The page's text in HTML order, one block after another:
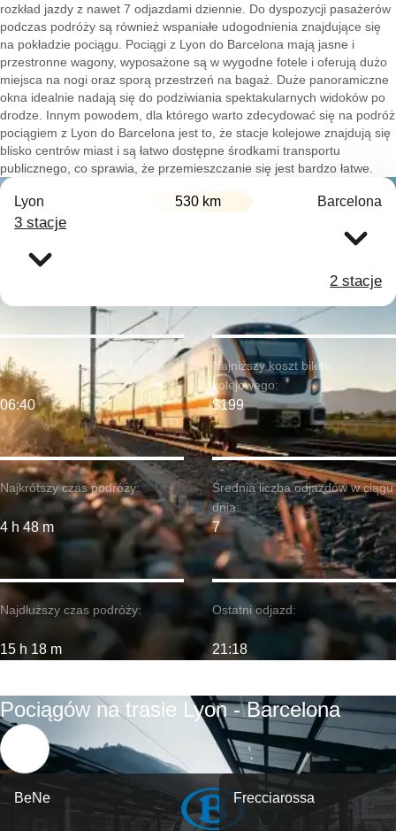
rozkład jazdy z nawet 7 odjazdami dziennie. Do dyspozycji pasażerów
podczas podróży są również wspaniałe udogodnienia znajdujące się
na pokładzie pociągu. Pociągi z Lyon do Barcelona mają jasne i
przestronne wagony, wyposażone są w wygodne fotele i oferują dużo
miejsca na nogi oraz sporą przestrzeń na bagaż. Duże panoramiczne
okna idealnie nadają się do podziwiania spektakularnych widoków po
drodze. Innym powodem, dla którego warto zdecydować się na podróż
pociągiem z Lyon do Barcelona jest to, że stacje kolejowe znajdują się
blisko centrów miast i są łatwo dostępne środkami transportu
publicznego, co sprawia, że przemieszczanie się jest bardzo łatwe.
Lyon 530 km Barcelona
3 stacje
2 stacje
Najkrótszy czas podróży:
4 h 48 m
Najwcześniejszy wyjazd:
06:40
Najdłuższy czas podróży:
15 h 18 m
Najniższy koszt biletu
kolejowego:
$199
Średnia liczba odjazdów w ciągu
dnia:
7
Ostatni odjazd:
21:18
Pociągów na trasie Lyon - Barcelona
BeNe Frecciarossa